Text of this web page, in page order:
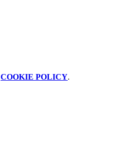
COOKIE POLICY.